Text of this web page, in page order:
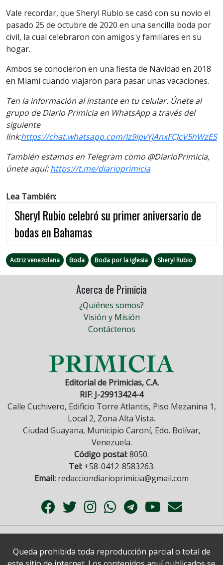
Vale recordar, que Sheryl Rubio se casó con su novio el
pasado 25 de octubre de 2020 en una sencilla boda por
civil, la cual celebraron con amigos y familiares en su
hogar.
Ambos se conocieron en una fiesta de Navidad en 2018
en Miami cuando viajaron para pasar unas vacaciones.
Ten la información al instante en tu celular. Únete al
grupo de Diario Primicia en WhatsApp a través del
siguiente
link:https://chat.whatsapp.com/Iz9ipvYjAnxFCJcV5hWzES
También estamos en Telegram como @DiarioPrimicia,
únete aquí:https://t.me/diarioprimicia
Lea También:
Sheryl Rubio celebró su primer aniversario de
bodas en Bahamas
Actriz venezolana Boda Boda por la iglesia Sheryl Rubio
Acerca de Primicia
¿Quiénes somos?
Visión y Misión
Contáctenos
Editorial de Primicias, C.A.
RIF: J-29913424-4
Calle Cuchivero, Edificio Torre Atlantis, Piso Mezanina 1,
Local 2, Zona Alta Vista.
Ciudad Guayana, Municipio Caroní, Edo. Bolívar,
Venezuela.
Código postal:8050.
Tel:+58-0412-8583263.
Email: redacciondiarioprimicia@gmail.com
Queda prohibida toda reproducción parcial o total de